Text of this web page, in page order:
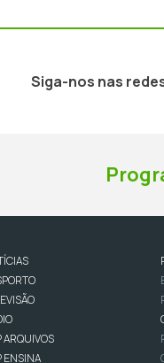
Siga-nos nas
ARQUIVOS
ENSINA